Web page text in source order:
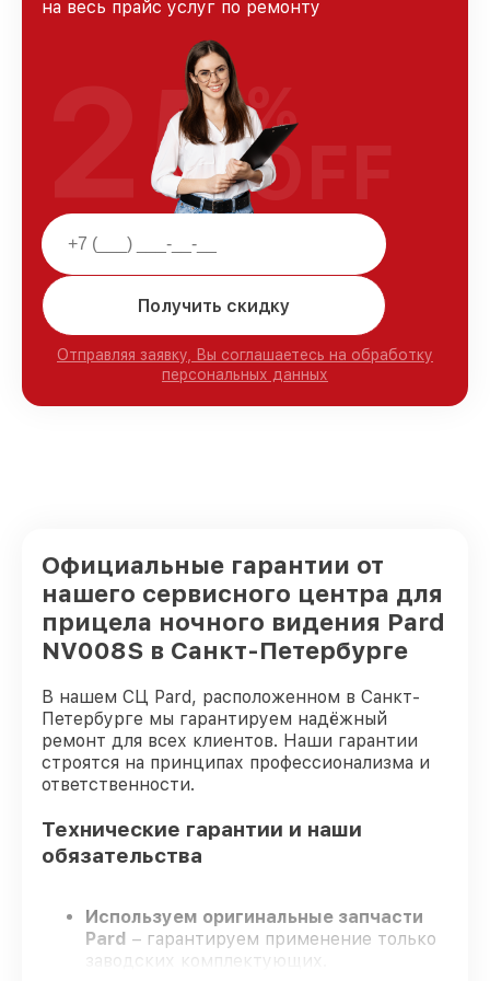
на весь прайс услуг по ремонту
Получить скидку
Отправляя заявку, Вы соглашаетесь на обработку
персональных данных
25%
OFF
Официальные гарантии от
нашего сервисного центра для
прицела ночного видения Pard
NV008S в Санкт-Петербурге
В нашем СЦ Pard, расположенном в Санкт-
Петербурге мы гарантируем надёжный
ремонт для всех клиентов. Наши гарантии
строятся на принципах профессионализма и
ответственности.
Технические гарантии и наши
обязательства
Используем оригинальные запчасти
Pard – гарантируем применение только
заводских комплектующих.